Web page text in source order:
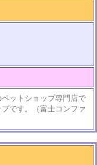
ットショップ専門店で
です。（富士コンファ